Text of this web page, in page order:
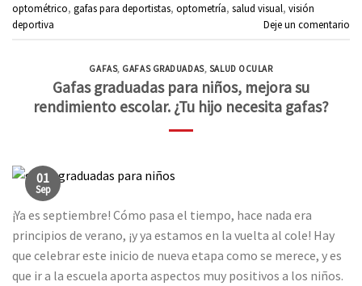
optométrico, gafas para deportistas, optometría, salud visual, visión
deportiva
Deje un comentario
GAFAS, GAFAS GRADUADAS, SALUD OCULAR
Gafas graduadas para niños, mejora su
rendimiento escolar. ¿Tu hijo necesita gafas?
01
Sep
¡Ya es septiembre! Cómo pasa el tiempo, hace nada era
principios de verano, ¡y ya estamos en la vuelta al cole! Hay
que celebrar este inicio de nueva etapa como se merece, y es
que ir a la escuela aporta aspectos muy positivos a los niños.